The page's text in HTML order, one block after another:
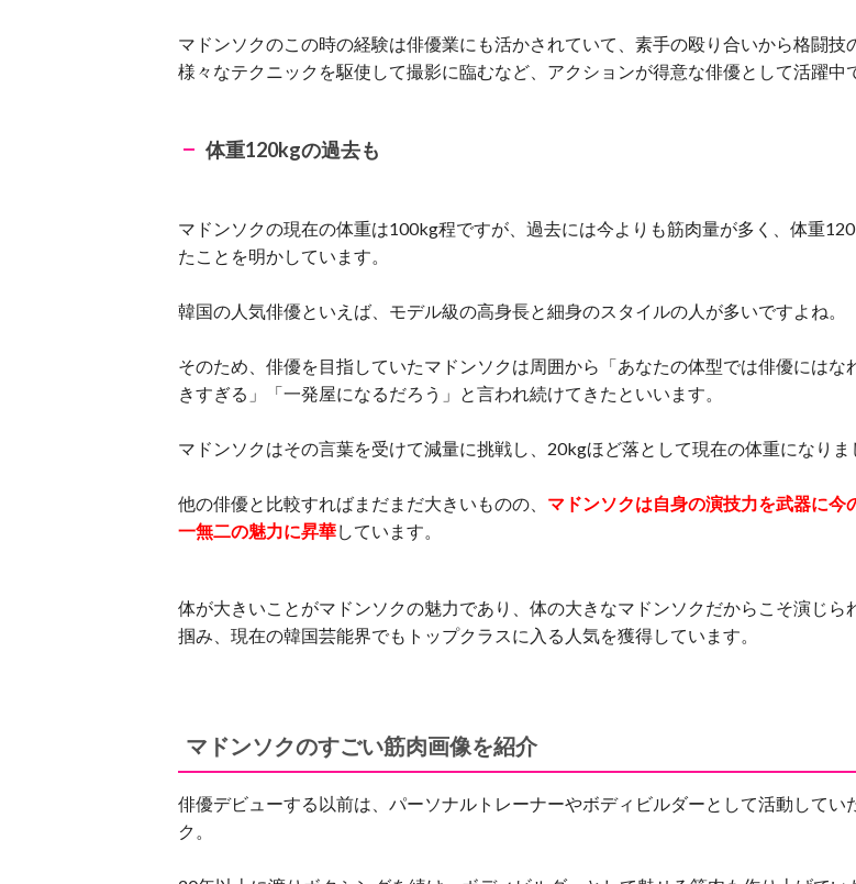
マドンソクのこの時の経験は俳優業にも活かされていて、素手の殴り合いから格闘技
様々なテクニックを駆使して撮影に臨むなど、アクションが得意な俳優として活躍中
体重120kgの過去も
マドンソクの現在の体重は100kg程ですが、過去には今よりも筋肉量が多く、体重
たことを明かしています。
韓国の人気俳優といえば、モデル級の高身長と細身のスタイルの人が多いですよね。
そのため、俳優を目指していたマドンソクは周囲から「あなたの体型では俳優にはな
きすぎる」「一発屋になるだろう」と言われ続けてきたといいます。
マドンソクはその言葉を受けて減量に挑戦し、20kgほど落として現在の体重になりま
他の俳優と比較すればまだまだ大きいものの、 マドンソクは自身の演技力を武器に今
一無二の魅力に昇華しています。
体が大きいことがマドンソクの魅力であり、体の大きなマドンソクだからこそ演じら
掴み、現在の韓国芸能界でもトップクラスに入る人気を獲得しています。
マドンソクのすごい筋肉画像を紹介
俳優デビューする以前は、パーソナルトレーナーやボディビルダーとして活動してい
ク。